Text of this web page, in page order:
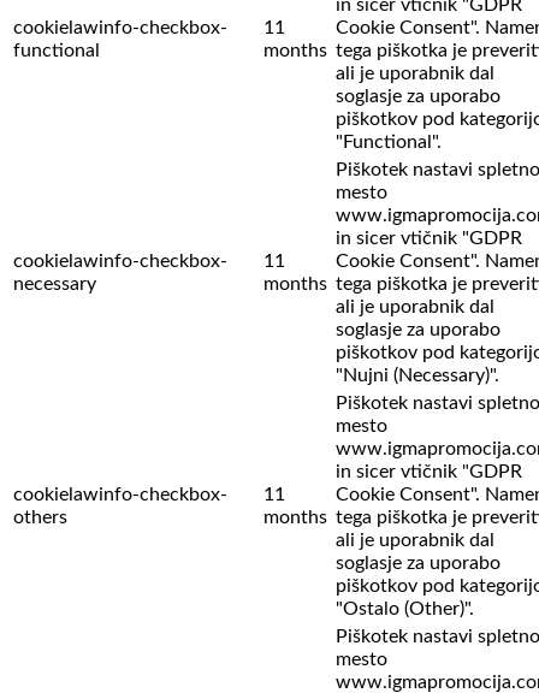
cookielawinfo-checkbox-
functional
11
months
in sicer vtičnik "GDPR
Cookie Consent".
tega piškotka je
ali je uporabnik dal
soglasje za uporabo
piškotkov pod
"Functional".
cookielawinfo-checkbox-
necessary
11
months
Piškotek nastavi spletno
mesto
in sicer vtičnik "GDPR
Cookie Consent".
tega piškotka je
ali je uporabnik dal
soglasje za uporabo
piškotkov pod
"Nujni (Necessary)".
cookielawinfo-checkbox-
others
11
months
Piškotek nastavi spletno
mesto
in sicer vtičnik "GDPR
Cookie Consent".
tega piškotka je
ali je uporabnik dal
soglasje za uporabo
piškotkov pod
"Ostalo (Other)".
Piškotek nastavi spletno
mesto